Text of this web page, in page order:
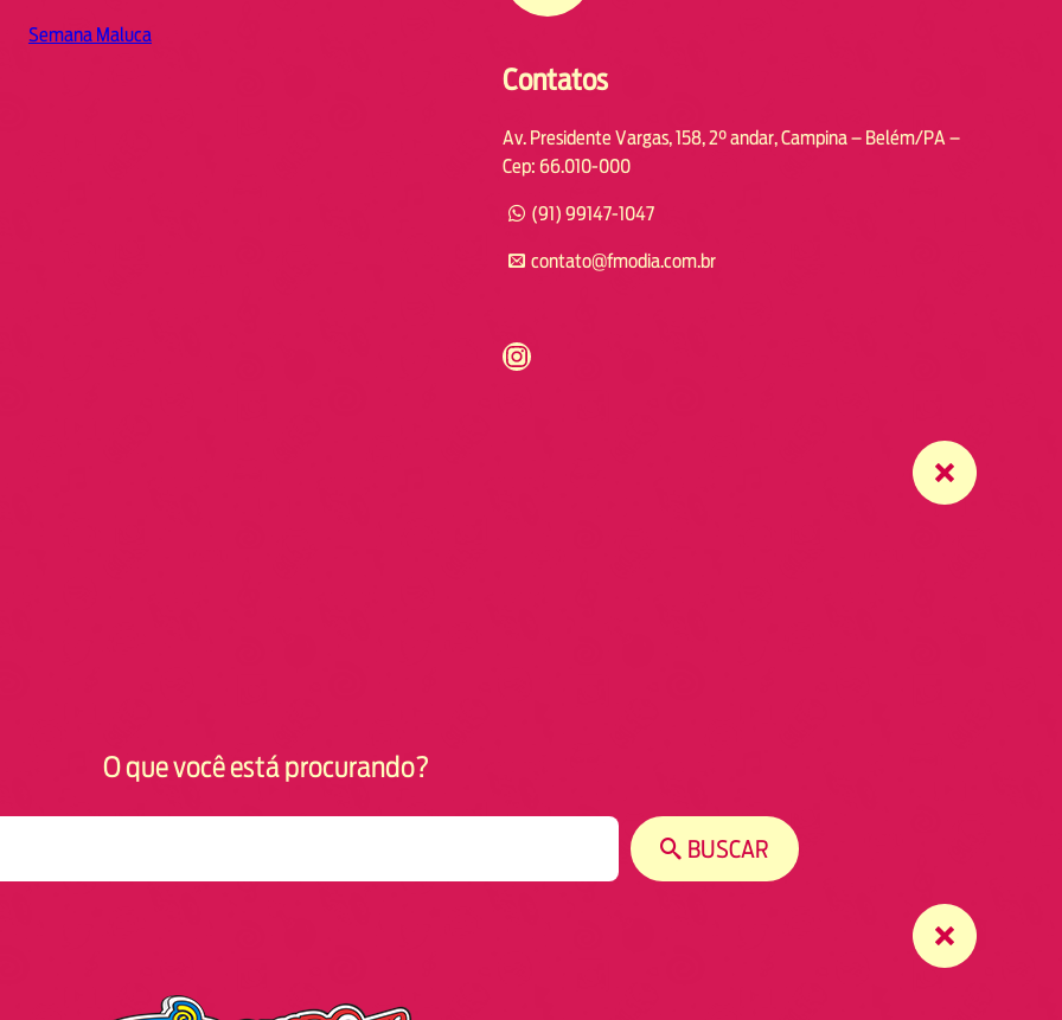
Semana Maluca
Contatos
Av. Presidente Vargas, 158, 2° andar, Campina – Belém/PA –
Cep: 66.010-000
(91) 99147-1047
contato@fmodia.com.br
https://www.instagram.com/fmodia.cabofrio/
O que você está procurando?
BUSCAR